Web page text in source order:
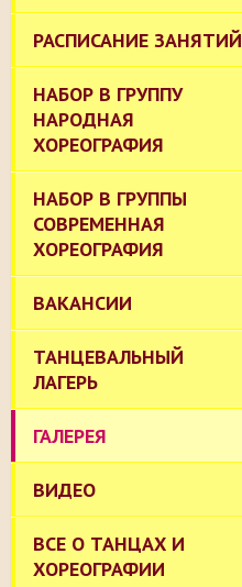
РАСПИСАНИЕ ЗАНЯТИЙ
НАБОР В ГРУППУ
НАРОДНАЯ
ХОРЕОГРАФИЯ
НАБОР В ГРУППЫ
СОВРЕМЕННАЯ
ХОРЕОГРАФИЯ
ВАКАНСИИ
ТАНЦЕВАЛЬНЫЙ
ЛАГЕРЬ
ГАЛЕРЕЯ
ВИДЕО
ВСЕ О ТАНЦАХ И
ХОРЕОГРАФИИ